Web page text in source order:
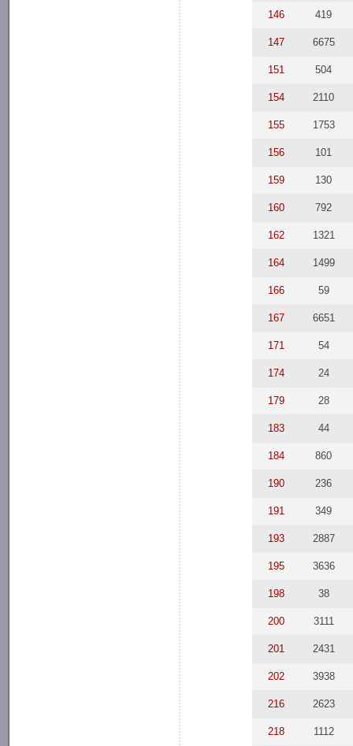
146 419
147 6675
151 504
154 2110
155 1753
156 101
159 130
160 792
162 1321
164 1499
166 59
167 6651
171 54
174 24
179 28
183 44
184 860
190 236
191 349
193 2887
195 3636
198 38
200 3111
201 2431
202 3938
216 2623
218 1112